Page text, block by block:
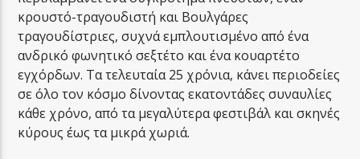
κρουστό-τραγουδιστή και Βουλγάρες
τραγουδίστριες, συχνά εμπλουτισμένο από ένα
ανδρικό φωνητικό σεξτέτο και ένα κουαρτέτο
εγχόρδων. Τα τελευταία 25 χρόνια, κάνει περιοδείες
σε όλο τον κόσμο δίνοντας εκατοντάδες συναυλίες
κάθε χρόνο, από τα μεγαλύτερα φεστιβάλ και σκηνές
κύρους έως τα μικρά χωριά.